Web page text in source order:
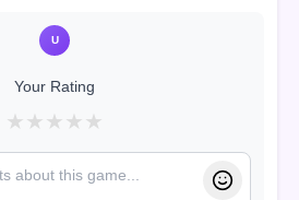
U
Your Rating
★ ★ ★ ★ ★